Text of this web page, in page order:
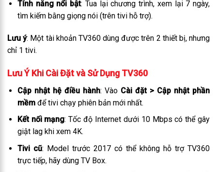
Tính năng nổi bật: Tua lại chương trình, xem lại 7 ngày,
tìm kiếm bằng giọng nói (trên tivi hỗ trợ).
Lưu ý: Một tài khoản TV360 dùng được trên 2 thiết bị, nhưng
chỉ 1 tivi.
Lưu Ý Khi Cài Đặt và Sử Dụng TV360
Cập nhật hệ điều hành: Vào Cài đặt > Cập nhật phần
mềmđể tivi chạy phiên bản mới nhất.
Kết nối mạng: Tốc độ Internet dưới 10 Mbps có thể gây
giật lag khi xem 4K.
Tivi cũ: Model trước 2017 có thể không hỗ trợ TV360
trực tiếp, hãy dùng TV Box.